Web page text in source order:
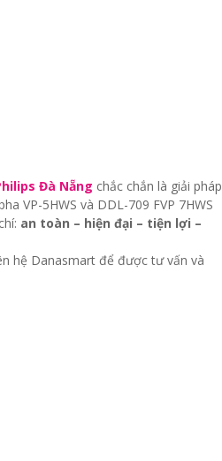
Đà Nẵng chắc chắn là giải pháp
VP-5HWS và DDL-709 FVP 7HWS
an toàn – hiện đại – tiện lợi –
hệ Danasmart để được tư vấn và